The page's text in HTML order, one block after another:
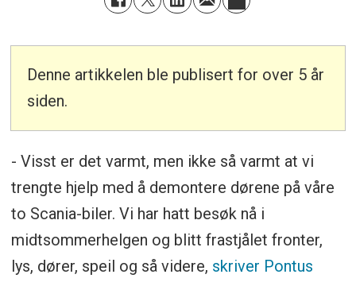
Denne artikkelen ble publisert for over 5 år
siden.
- Visst er det varmt, men ikke så varmt at vi
trengte hjelp med å demontere dørene på våre
to Scania-biler. Vi har hatt besøk nå i
midtsommerhelgen og blitt frastjålet fronter,
lys, dører, speil og så videre, skriver Pontus